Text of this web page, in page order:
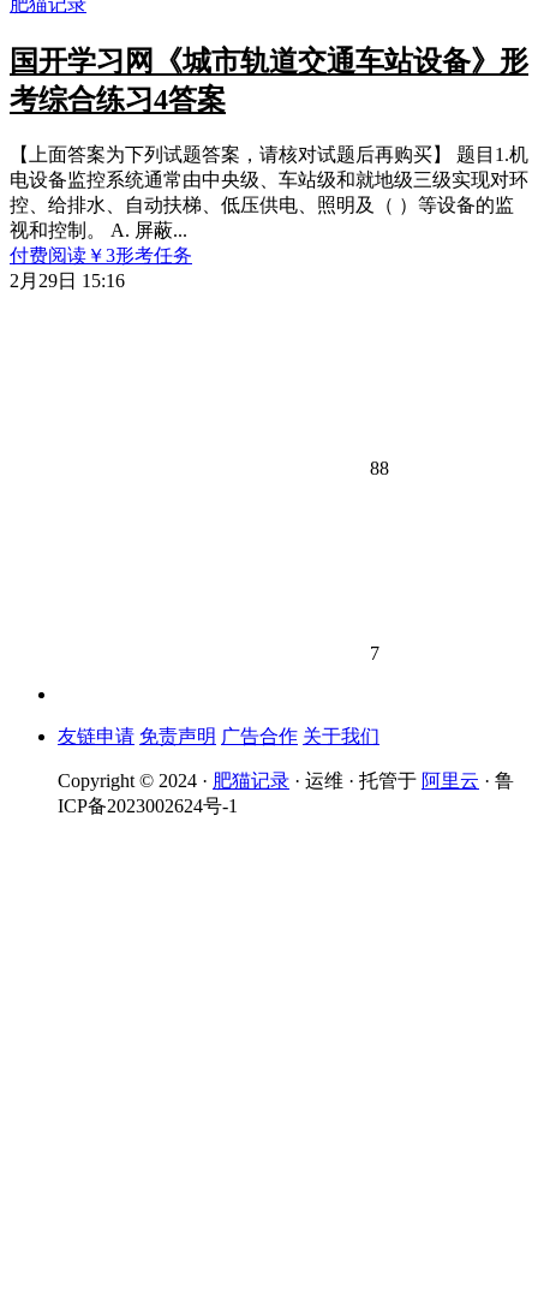
国开学习网《城市轨道交通车站设备》形
考综合练习4答案
【上面答案为下列试题答案，请核对试题后再购买】 题目1.机
电设备监控系统通常由中央级、车站级和就地级三级实现对环
控、给排水、自动扶梯、低压供电、照明及（ ）等设备的监
视和控制。 A. 屏蔽...
付费阅读 ￥3形考任务
2月29日 15:16
88
7
友链申请 免责声明 广告合作 关于我们
Copyright © 2024 · 肥猫记录 · 运维 · 托管于 阿里云 · 鲁
ICP备2023002624号-1